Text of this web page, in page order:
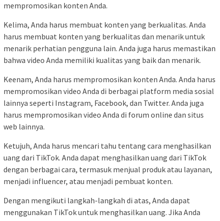
mempromosikan konten Anda.
Kelima, Anda harus membuat konten yang berkualitas. Anda
harus membuat konten yang berkualitas dan menarik untuk
menarik perhatian pengguna lain. Anda juga harus memastikan
bahwa video Anda memiliki kualitas yang baik dan menarik.
Keenam, Anda harus mempromosikan konten Anda. Anda harus
mempromosikan video Anda di berbagai platform media sosial
lainnya seperti Instagram, Facebook, dan Twitter. Anda juga
harus mempromosikan video Anda di forum online dan situs
web lainnya.
Ketujuh, Anda harus mencari tahu tentang cara menghasilkan
uang dari TikTok. Anda dapat menghasilkan uang dari TikTok
dengan berbagai cara, termasuk menjual produk atau layanan,
menjadi influencer, atau menjadi pembuat konten.
Dengan mengikuti langkah-langkah di atas, Anda dapat
menggunakan TikTok untuk menghasilkan uang. Jika Anda